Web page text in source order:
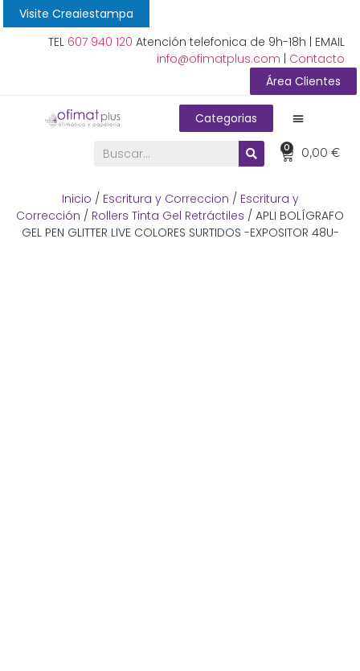
Visite Creaiestampa
TEL 607 940 120 Atención telefonica de 9h-18h | EMAIL
info@ofimatplus.com
Contacto
Área Clientes
Categorias
0,00€
0
Inicio / Escritura y Correccion / Escritura y
Corrección / Rollers Tinta Gel Retráctiles / APLI BOLÍGRAFO
GEL PEN GLITTER LIVE COLORES SURTIDOS -EXPOSITOR 48U-